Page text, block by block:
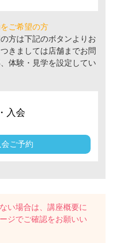
ご希望の方
方は下記のボタンよりお
きましては店舗までお問
体験・見学を設定してい
入会
ご予約
い場合は、講座概要に
ジでご確認をお願いい